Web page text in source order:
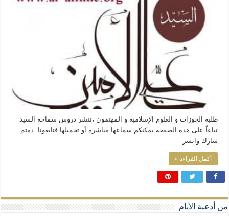
ليست المنفعة تأتي من إسلامية النّظام كما لا تأتي المضرة من مسيحية النظام
المتهاون بوطنه متهاون بدينه حتماً
نسج العلاقة مع الآخر تكون من خلال منظومة القيم و المبادئ الانسانية التي تجعل
طلبة الحوزات و العلوم الإسلامية و المهتمون ،تنشر دروس سماحة السيد
تباعاً على هذه الصفحة يمكنكم سماعها مباشرة أو تحميلها فتابعونا. دمتم
شارك وانشر
أكمل القراءة »
من أدعية الأيام